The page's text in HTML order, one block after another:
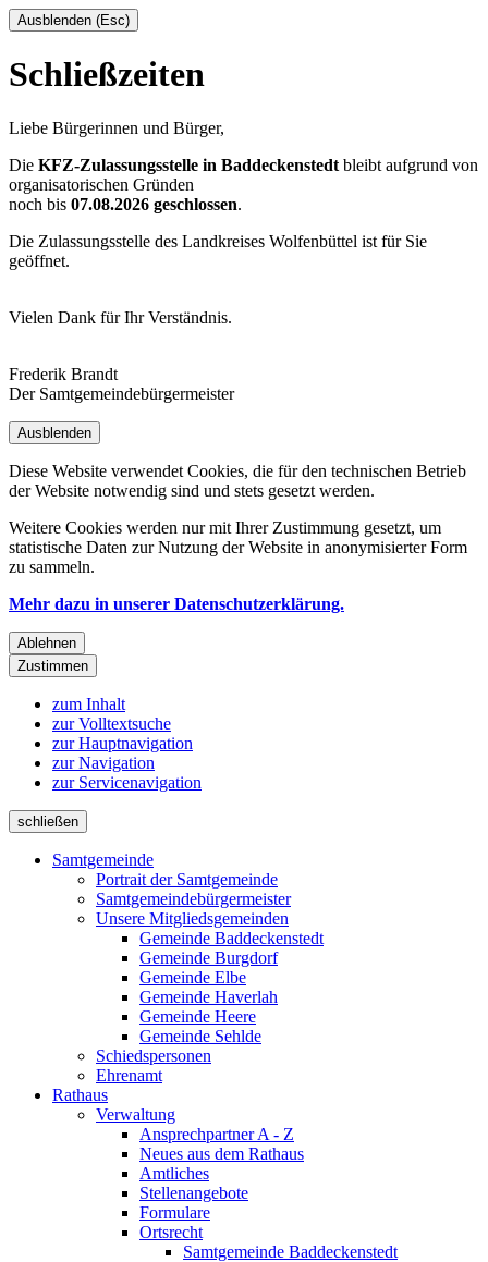
Ausblenden (Esc)
Schließzeiten
Liebe Bürgerinnen und Bürger,
Die KFZ-Zulassungsstelle in Baddeckenstedt bleibt aufgrund von
organisatorischen Gründen
noch bis 07.08.2026 geschlossen.
Die Zulassungsstelle des Landkreises Wolfenbüttel ist für Sie
geöffnet.
Vielen Dank für Ihr Verständnis.
Frederik Brandt
Der Samtgemeindebürgermeister
Ausblenden
Diese Website verwendet Cookies, die für den technischen Betrieb
der Website notwendig sind und stets gesetzt werden.
Weitere Cookies werden nur mit Ihrer Zustimmung gesetzt, um
statistische Daten zur Nutzung der Website in anonymisierter Form
zu sammeln.
Mehr dazu in unserer Datenschutzerklärung.
Ablehnen
Zustimmen
zum Inhalt
zur Volltextsuche
zur Hauptnavigation
zur Navigation
zur Servicenavigation
schließen
Samtgemeinde
Portrait der Samtgemeinde
Samtgemeindebürgermeister
Unsere Mitgliedsgemeinden
Gemeinde Baddeckenstedt
Gemeinde Burgdorf
Gemeinde Elbe
Gemeinde Haverlah
Gemeinde Heere
Gemeinde Sehlde
Schiedspersonen
Ehrenamt
Rathaus
Verwaltung
Ansprechpartner A - Z
Neues aus dem Rathaus
Amtliches
Stellenangebote
Formulare
Ortsrecht
Samtgemeinde Baddeckenstedt